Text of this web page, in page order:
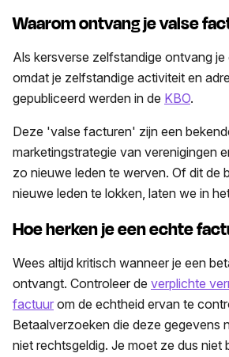
Waarom ontvang je valse
Als kersverse zelfstandige ontvang
omdat je zelfstandige activiteit en
gepubliceerd werden in de KBO.
Deze 'valse facturen' zijn een
marketingstrategie van verenigingen
zo nieuwe leden te werven. Of dit de
nieuwe leden te lokken, laten we in
Hoe herken je een echte
Wees altijd kritisch wanneer je een
ontvangt. Controleer de verplichte
factuur om de echtheid ervan te
Betaalverzoeken die deze gegevens
niet rechtsgeldig. Je moet ze dus niet